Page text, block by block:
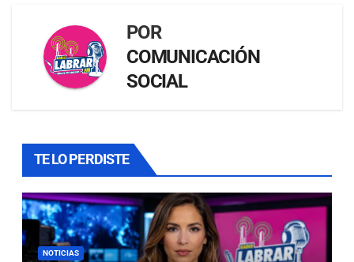
POR
COMUNICACIÓN
SOCIAL
TE LO PERDISTE
NOTICIAS